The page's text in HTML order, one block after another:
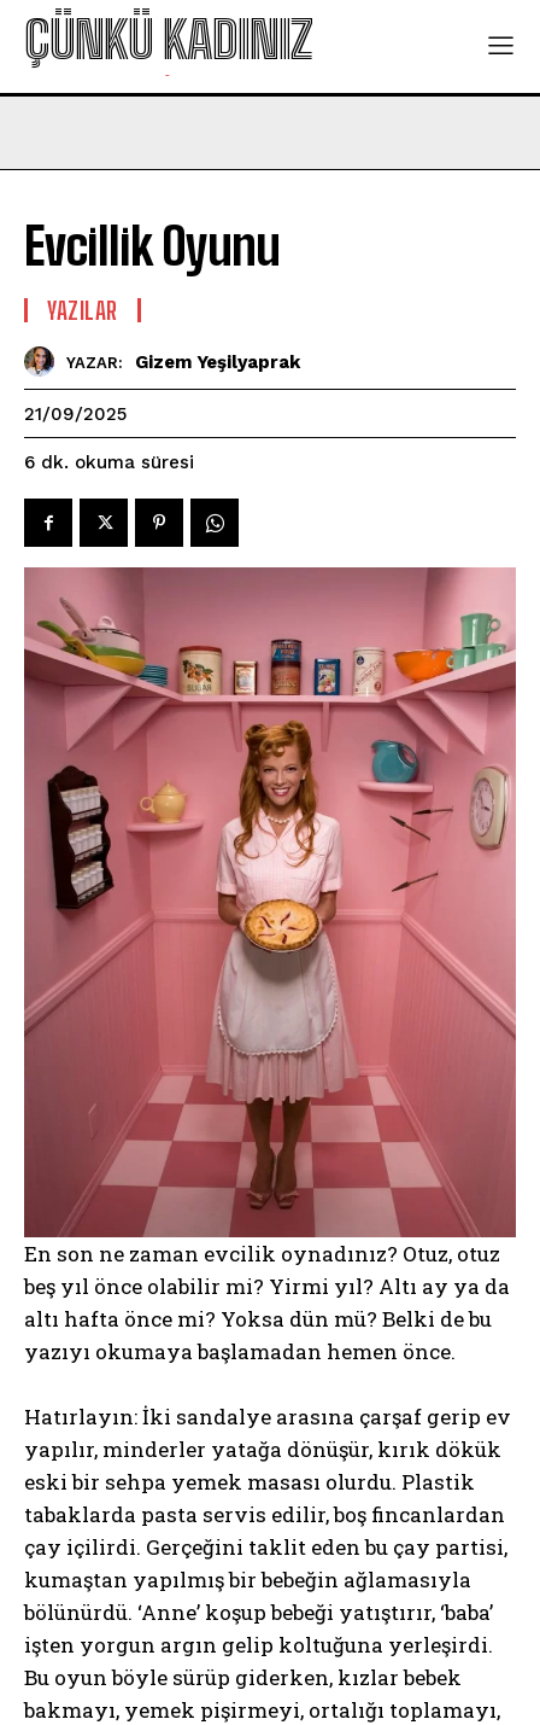
ÇÜNKÜ KADINIZ
-
Evcillik Oyunu
YAZILAR
YAZAR: Gizem Yeşilyaprak
21/09/2025
6 dk. okuma süresi
En son ne zaman evcilik oynadınız? Otuz, otuz
beş yıl önce olabilir mi? Yirmi yıl? Altı ay ya da
altı hafta önce mi? Yoksa dün mü? Belki de bu
yazıyı okumaya başlamadan hemen önce.
Hatırlayın: İki sandalye arasına çarşaf gerip ev
yapılır, minderler yatağa dönüşür, kırık dökük
eski bir sehpa yemek masası olurdu. Plastik
tabaklarda pasta servis edilir, boş fincanlardan
çay içilirdi. Gerçeğini taklit eden bu çay partisi,
kumaştan yapılmış bir bebeğin ağlamasıyla
bölünürdü. ‘Anne’ koşup bebeği yatıştırır, ‘baba’
işten yorgun argın gelip koltuğuna yerleşirdi.
Bu oyun böyle sürüp giderken, kızlar bebek
bakmayı, yemek pişirmeyi, ortalığı toplamayı,